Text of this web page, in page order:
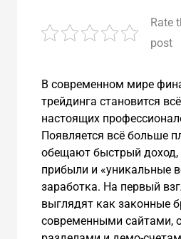
Rate
post
В современном мире
трейдинга становится
настоящих
Появляется всё больше
обещают быстрый доход,
прибыли и «уникальные
заработка. На первый
выглядят как законные
современными сайтами,